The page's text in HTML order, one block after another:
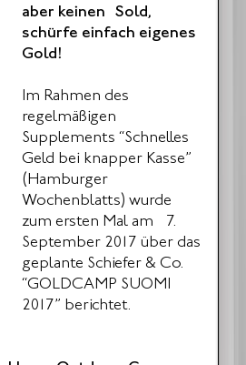
aber keinen Sold,
schürfe einfach eigenes
Gold!
Im Rahmen des
regelmäßigen
Supplements “Schnelles
Geld bei knapper Kasse”
(Hamburger
Wochenblatts) wurde
zum ersten Mal am 7.
September 2017 über das
geplante Schiefer & Co.
“GOLDCAMP SUOMI
2017” berichtet.